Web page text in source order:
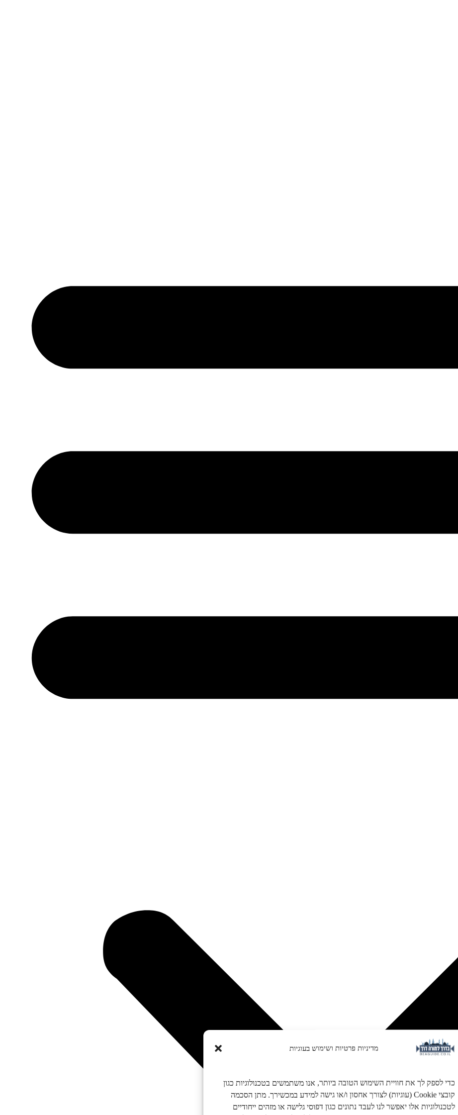
מדיניות פרטיות ושימוש בעוגיות
כדי לספק לך את חוויית השימוש הטובה ביותר, אנו משתמשים בטכנולוגיות כגון
קובצי Cookie (עוגיות) לצורך אחסון ו/או גישה למידע במכשירך. מתן הסכמה
לטכנולוגיות אלו יאפשר לנו לעבד נתונים כגון דפוסי גלישה או מזהים ייחודיים